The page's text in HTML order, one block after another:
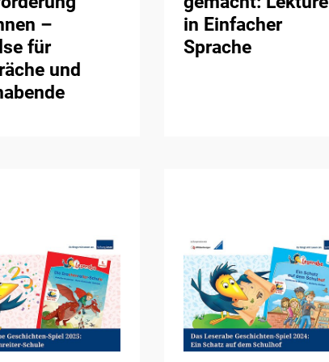
–
für
und
in Einfacher
Sprache